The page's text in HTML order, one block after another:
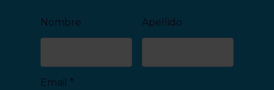
Nombre Apellido
Email *